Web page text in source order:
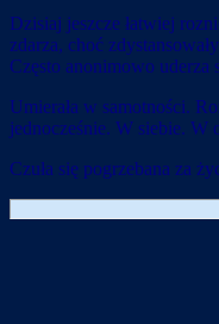
Dzisiaj jeszcze łatwiej
zdarza, choć
Często anonimowo uderza
Umierała w samotności.
jednocześnie. W siebie. W
Czuła się pogrzebana za